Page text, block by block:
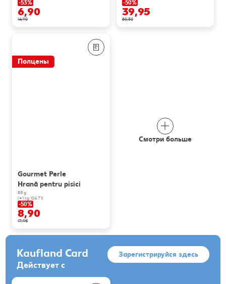
-53%
6,90
14,90
-50%
39,95
80,50
Полцены
Gourmet Perle
Hrană pentru pisici
85 g
(=1 kg 104.71)
-50%
8,90
17,95
Смотри больше
Kaufland Card
Действует с
Зарегистрируйся здесь